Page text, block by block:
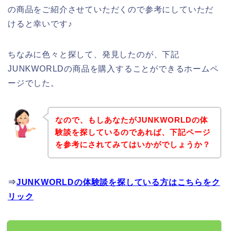
の商品をご紹介させていただくので参考にしていただ
けると幸いです♪
ちなみに色々と探して、発見したのが、下記
JUNKWORLDの商品を購入することができるホームペ
ージでした。
なので、もしあなたがJUNKWORLDの体
験談を探しているのであれば、下記ページ
を参考にされてみてはいかがでしょうか？
⇒JUNKWORLDの体験談を探している方はこちらをク
リック